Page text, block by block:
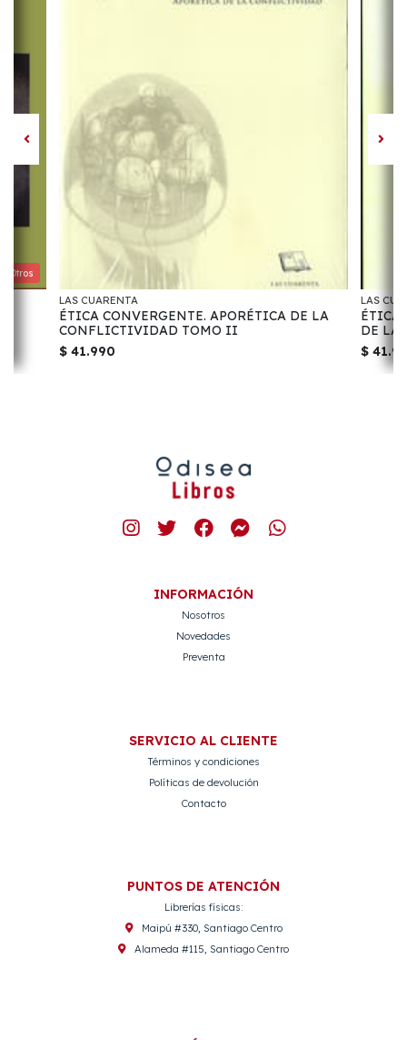
Otros
LAS CUARENTA
ÉTICA CONVERGENTE. APORÉTICA DE LA
CONFLICTIVIDAD TOMO II
$ 41.990
LAS
ÉTICA
DE LA
$
INFORMACIÓN
Nosotros
Novedades
Preventa
SERVICIO AL CLIENTE
Términos y condiciones
Políticas de devolución
Contacto
PUNTOS DE ATENCIÓN
Librerías físicas:
Maipú #330, Santiago Centro
Alameda #115, Santiago Centro